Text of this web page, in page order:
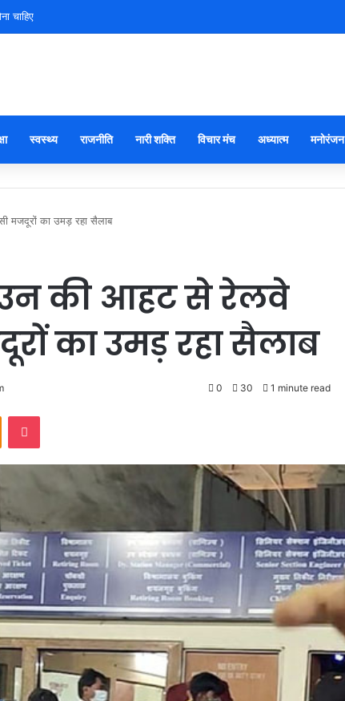
चाहिए
स्वस्थ्य राजनीति नारी शक्ति विचार मंच अध्यात्म मनोरंजन
मजदूरों का उमड़ रहा सैलाब
की आहट से रेलवे
का उमड़ रहा सैलाब
0 30 1 minute read
Odnoklassniki
Pocket